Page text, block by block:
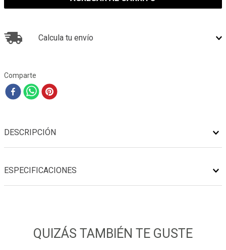
Calcula tu envío
Comparte
DESCRIPCIÓN
ESPECIFICACIONES
QUIZÁS TAMBIÉN TE GUSTE